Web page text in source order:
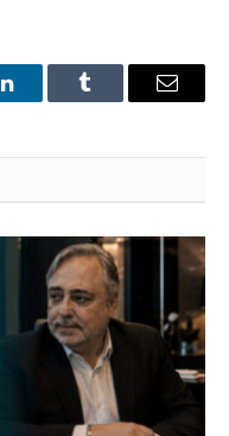
LinkedInTumblr Email